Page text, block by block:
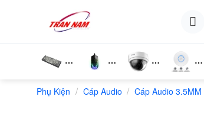
Phím
Wifi
Wifi
Phụ Kiện / Cáp Audio / Cáp Audio 3.5MM